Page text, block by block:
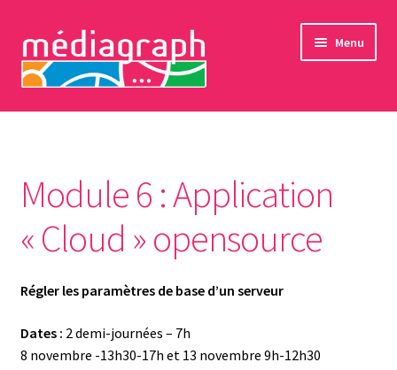
à
la
au
contenu
Menu
formations professionnelles
ateliers seniors
Sensibilisations
L’association
Adhésions et dons
Module 6 : Application
« Cloud » opensource
Régler les paramètres de base d’un serveur
Dates : 2 demi-journées – 7h
8 novembre -13h30-17h et 13 novembre 9h-12h30